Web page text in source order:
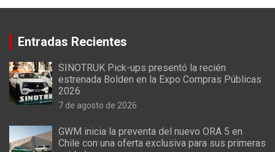
Entradas Recientes
SINOTRUK Pick-ups presentó la recién
estrenada Bolden en la Expo Compras Públicas
2026
7 de agosto de 2026
GWM inicia la preventa del nuevo ORA 5 en
Chile con una oferta exclusiva para sus primeras